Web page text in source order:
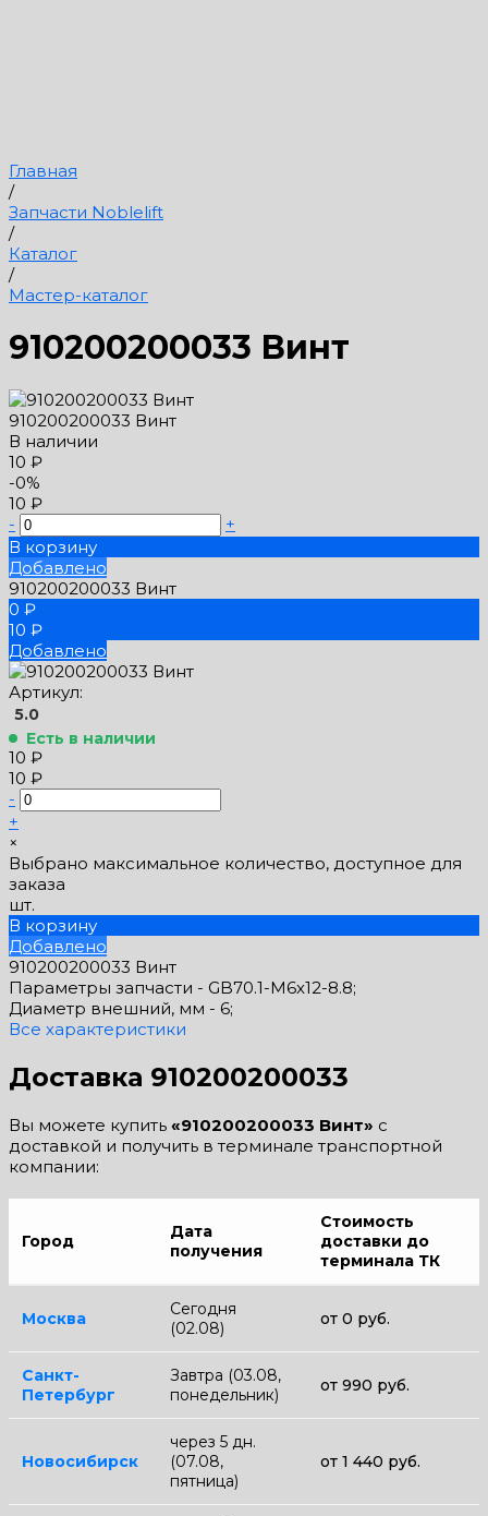
Главная
/
Запчасти Noblelift
/
Каталог
/
Мастер-каталог
910200200033 Винт
910200200033 Винт
В наличии
10 ₽
-0%
10 ₽
-
+
В корзину
Добавлено
910200200033 Винт
0 ₽
10 ₽
Добавлено
Артикул:
5.0
Есть в наличии
10 ₽
10 ₽
-
+
×
Выбрано максимальное количество, доступное для
заказа
шт.
В корзину
Добавлено
910200200033 Винт
Параметры запчасти - GB70.1-M6x12-8.8;
Диаметр внешний, мм - 6;
Все характеристики
Доставка 910200200033
Вы можете купить «910200200033 Винт» с
доставкой и получить в терминале транспортной
компании:
Город
Дата
получения
Стоимость
доставки до
терминала ТК
Москва
Сегодня
(02.08)
от 0 руб.
Санкт-
Петербург
Завтра (03.08,
понедельник)
от 990 руб.
Новосибирск
через 5 дн.
(07.08,
пятница)
от 1 440 руб.